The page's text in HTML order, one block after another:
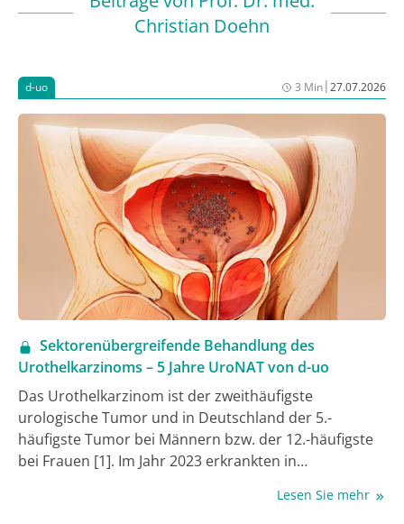
Christian Doehn
d-uo 3 Min|27.07.2026
Sektorenübergreifende Behandlung des
Urothelkarzinoms – 5 Jahre UroNAT von d-uo
Das Urothelkarzinom ist der zweithäufigste
urologische Tumor und in Deutschland der 5.-
häufigste Tumor bei Männern bzw. der 12.-häufigste
bei Frauen [1]. Im Jahr 2023 erkrankten in
Harnblasenkarzinom, davon ca. ein Viertel Frauen,
Lesen Sie mehr